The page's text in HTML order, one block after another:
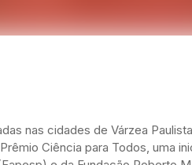
nas cidades de Várzea
Ciência para Todos, uma